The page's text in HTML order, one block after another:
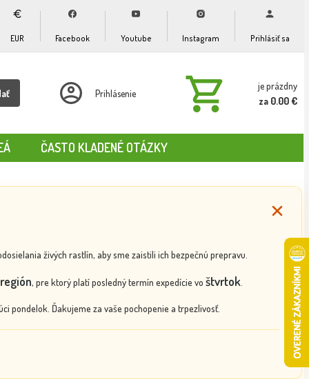
EUR Facebook Youtube Instagram Prihlásiť sa
Prihlásenie
je prázdny
za 0.00 €
ČASTO KLADENÉ OTÁZKY
živých rastlín, aby sme zaistili ich bezpečnú prepravu.
, pre ktorý platí posledný termín expedície vo štvrtok.
pondelok. Ďakujeme za vaše pochopenie a trpezlivosť.